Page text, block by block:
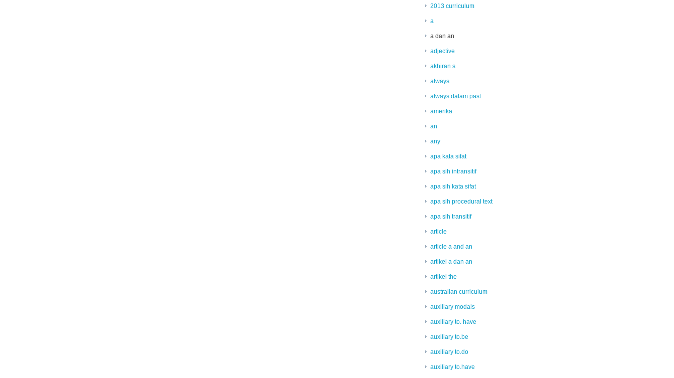
2013 curriculum
a
a dan an
adjective
akhiran s
always
always dalam past
amerika
an
any
apa kata sifat
apa sih intransitif
apa sih kata sifat
apa sih procedural text
apa sih transitif
article
article a and an
artikel a dan an
artikel the
australian curriculum
auxiliary modals
auxiliary to. have
auxiliary to.be
auxiliary to.do
auxiliary to.have